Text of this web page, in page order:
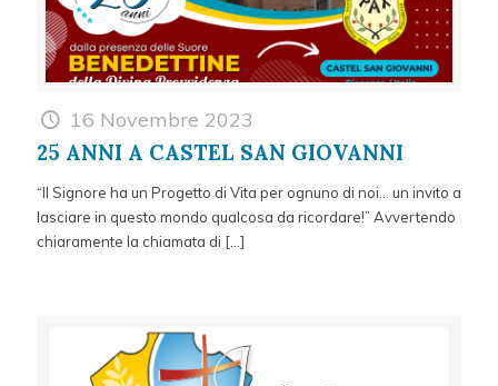
16 Novembre 2023
25 ANNI A CASTEL SAN GIOVANNI
“Il Signore ha un Progetto di Vita per ognuno di noi… un invito a
lasciare in questo mondo qualcosa da ricordare!” Avvertendo
chiaramente la chiamata di […]